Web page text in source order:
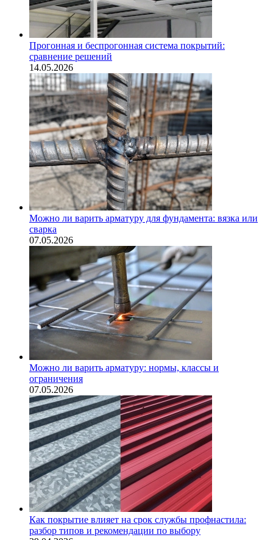
Прогонная и беспрогонная система покрытий:
сравнение решений
14.05.2026
Можно ли варить арматуру для фундамента: вязка или
сварка
07.05.2026
Можно ли варить арматуру: нормы, классы и
ограничения
07.05.2026
Как покрытие влияет на срок службы профнастила:
разбор типов и рекомендации по выбору